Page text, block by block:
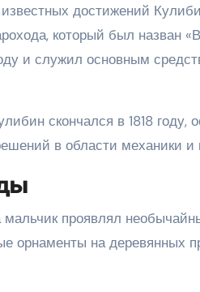
достижений
который был назван
и служил основным
скончался в 1818 году,
в области механики и
мальчик проявлял
орнаменты на деревянных